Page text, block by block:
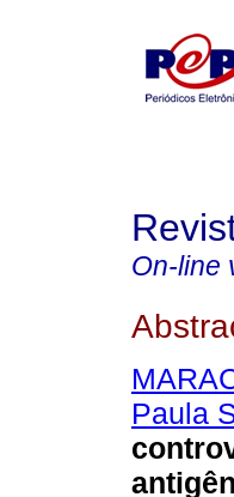
On-line
Paula